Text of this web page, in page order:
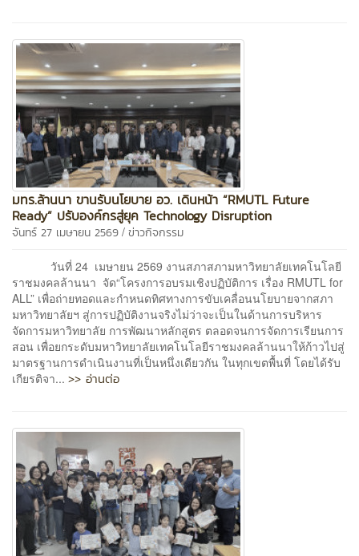
มทร.ล้านนา ขานรับนโยบาย อว. เดินหน้า “RMUTL Future
Ready” ปรับองค์กรสู่ยุค Technology Disruption
จันทร์ 27 เมษายน 2569 / ข่าวกิจกรรม
วันที่ 24 เมษายน 2569 งานสภาสภามหาวิทยาลัยเทคโนโลยี
ราชมงคลล้านนา จัด“โครงการอบรมเชิงปฏิบัติการ เรื่อง RMUTL for
ALL” เพื่อถ่ายทอดและกำหนดทิศทางการขับเคลื่อนนโยบายจากสภา
มหาวิทยาลัยฯ สู่การปฏิบัติงานจริงไม่ว่าจะเป็นในด้านการบริหาร
จัดการมหาวิทยาลัย การพัฒนาหลักสูตร ตลอดจนการจัดการเรียนการ
สอน เพื่อยกระดับมหาวิทยาลัยเทคโนโลยีราชมงคลล้านนาให้ก้าวไปสู่
มาตรฐานการดำเนินงานที่เป็นหนึ่งเดียวกัน ในทุกเขตพื้นที่ โดยได้รับ
เกียรติจา... >> อ่านต่อ